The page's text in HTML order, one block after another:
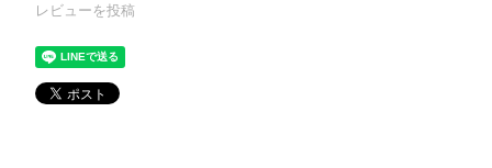
レビューを投稿